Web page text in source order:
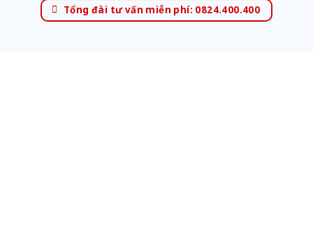
Tổng đài tư vấn miễn phí: 0824.400.400